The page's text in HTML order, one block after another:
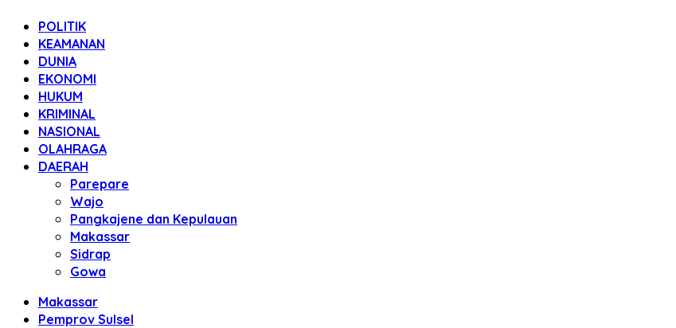
POLITIK
KEAMANAN
DUNIA
EKONOMI
HUKUM
KRIMINAL
NASIONAL
OLAHRAGA
DAERAH
Parepare
Wajo
Pangkajene dan Kepulauan
Makassar
Sidrap
Gowa
Makassar
Pemprov Sulsel